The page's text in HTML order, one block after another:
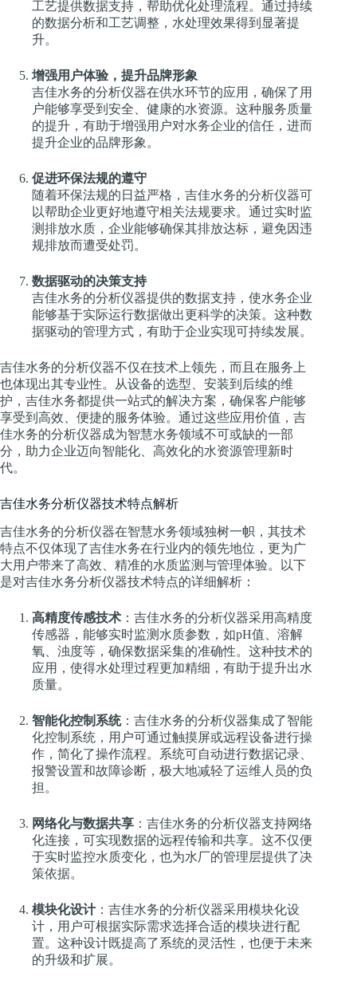
工艺提供数据支持，帮助优化处理流程。通过持续
的数据分析和工艺调整，水处理效果得到显著提
升。
增强用户体验，提升品牌形象
吉佳水务的分析仪器在供水环节的应用，确保了用
户能够享受到安全、健康的水资源。这种服务质量
的提升，有助于增强用户对水务企业的信任，进而
提升企业的品牌形象。
促进环保法规的遵守
随着环保法规的日益严格，吉佳水务的分析仪器可
以帮助企业更好地遵守相关法规要求。通过实时监
测排放水质，企业能够确保其排放达标，避免因违
规排放而遭受处罚。
数据驱动的决策支持
吉佳水务的分析仪器提供的数据支持，使水务企业
能够基于实际运行数据做出更科学的决策。这种数
据驱动的管理方式，有助于企业实现可持续发展。
吉佳水务的分析仪器不仅在技术上领先，而且在服务上
也体现出其专业性。从设备的选型、安装到后续的维
护，吉佳水务都提供一站式的解决方案，确保客户能够
享受到高效、便捷的服务体验。通过这些应用价值，吉
佳水务的分析仪器成为智慧水务领域不可或缺的一部
分，助力企业迈向智能化、高效化的水资源管理新时
代。
吉佳水务分析仪器技术特点解析
吉佳水务的分析仪器在智慧水务领域独树一帜，其技术
特点不仅体现了吉佳水务在行业内的领先地位，更为广
大用户带来了高效、精准的水质监测与管理体验。以下
是对吉佳水务分析仪器技术特点的详细解析：
高精度传感技术 ：吉佳水务的分析仪器采用高精度
传感器，能够实时监测水质参数，如pH值、溶解
氧、浊度等，确保数据采集的准确性。这种技术的
应用，使得水处理过程更加精细，有助于提升出水
质量。
智能化控制系统：吉佳水务的分析仪器集成了智能
化控制系统，用户可通过触摸屏或远程设备进行操
作，简化了操作流程。系统可自动进行数据记录、
报警设置和故障诊断，极大地减轻了运维人员的负
担。
网络化与数据共享 ：吉佳水务的分析仪器支持网络
化连接，可实现数据的远程传输和共享。这不仅便
于实时监控水质变化，也为水厂的管理层提供了决
策依据。
模块化设计：吉佳水务的分析仪器采用模块化设
计，用户可根据实际需求选择合适的模块进行配
置。这种设计既提高了系统的灵活性，也便于未来
的升级和扩展。